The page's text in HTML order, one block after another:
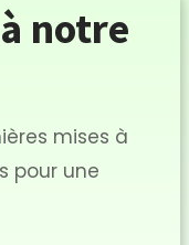
notre
mises à
pour une